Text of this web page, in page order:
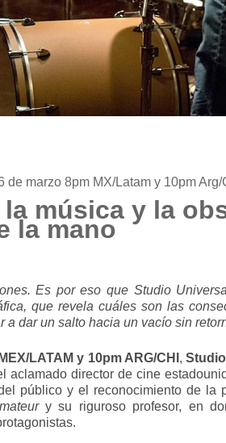
de marzo 8pm MX/Latam y 10pm Arg/
música y la
la mano
Es por eso que Studio
que revela cuáles son las
dar un salto hacia un vacío sin
LATAM y 10pm ARG/CHI ,
aclamado director de cine
público y el reconocimiento de la
y su riguroso profesor, en